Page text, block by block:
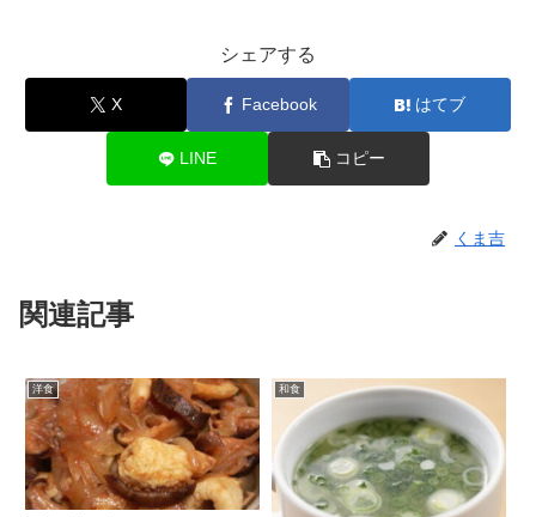
シェアする
X Facebook はてブ
LINE コピー
くま吉
関連記事
洋食 和食